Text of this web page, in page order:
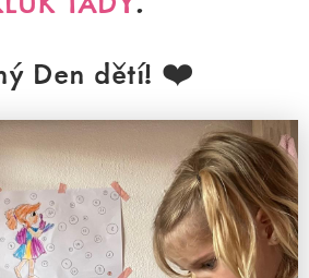
Den dětí! ❤️